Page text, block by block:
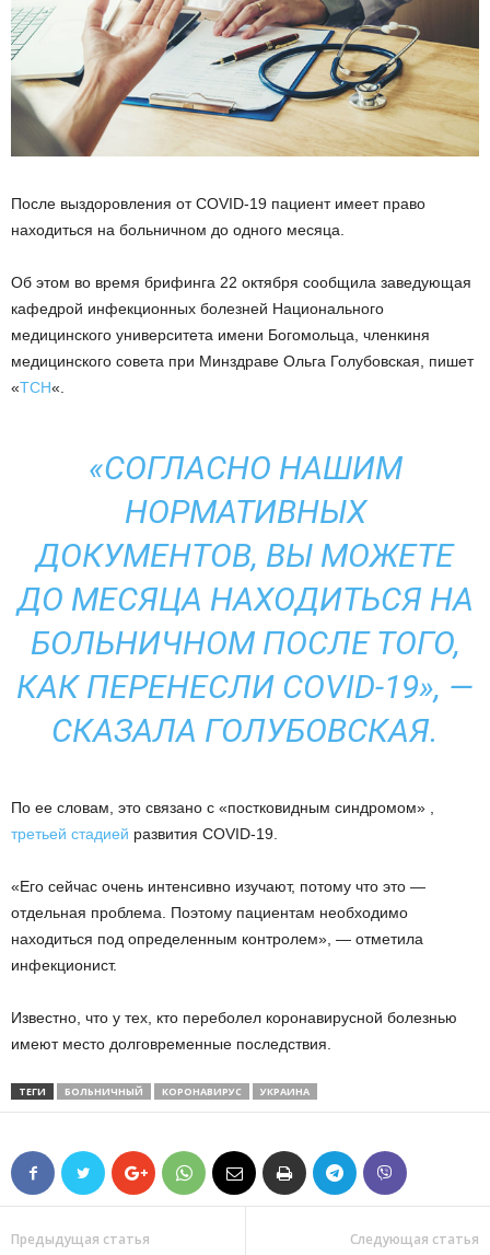
После выздоровления от COVID-19 пациент имеет право
находиться на больничном до одного месяца.
Об этом во время брифинга 22 октября сообщила заведующая
кафедрой инфекционных болезней Национального
медицинского университета имени Богомольца, членкиня
медицинского совета при Минздраве Ольга Голубовская, пишет
«ТСН«.
«СОГЛАСНО НАШИМ
НОРМАТИВНЫХ
ДОКУМЕНТОВ, ВЫ МОЖЕТЕ
ДО МЕСЯЦА НАХОДИТЬСЯ НА
БОЛЬНИЧНОМ ПОСЛЕ ТОГО,
КАК ПЕРЕНЕСЛИ COVID-19», —
СКАЗАЛА ГОЛУБОВСКАЯ.
По ее словам, это связано с «постковидным синдромом» ,
третьей стадией развития COVID-19.
«Его сейчас очень интенсивно изучают, потому что это —
отдельная проблема. Поэтому пациентам необходимо
находиться под определенным контролем», — отметила
инфекционист.
Известно, что у тех, кто переболел коронавирусной болезнью
имеют место долговременные последствия.
ТЕГИ БОЛЬНИЧНЫЙ КОРОНАВИРУС УКРАИНА
Предыдущая статья Следующая статья